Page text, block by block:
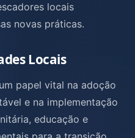
locais
novas práticas.
Locais
papel vital na adoção
e na implementação
educação e